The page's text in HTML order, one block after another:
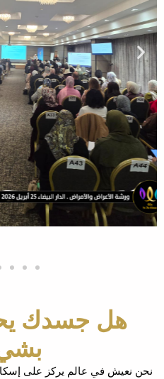
هل جسدك
بشيء؟
في عالم يركز على إسكات